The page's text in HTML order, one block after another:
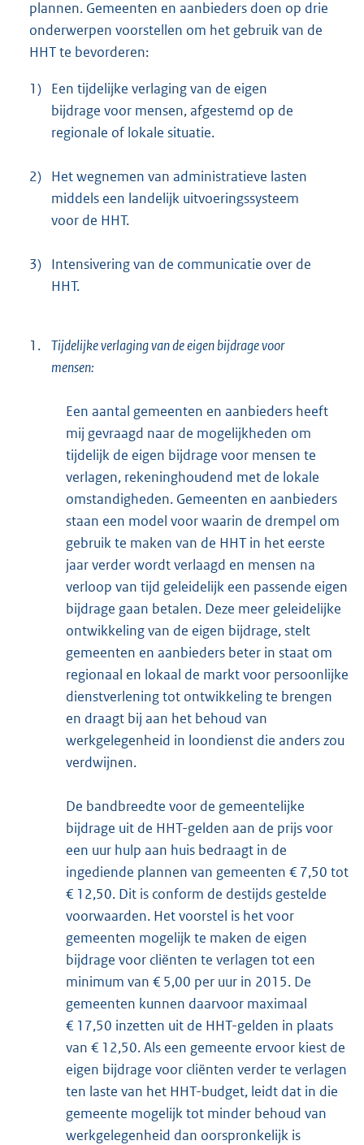
plannen. Gemeenten en aanbieders doen op drie
onderwerpen voorstellen om het gebruik van de
HHT te bevorderen:
1) Een tijdelijke verlaging van de eigen
bijdrage voor mensen, afgestemd op de
regionale of lokale situatie.
2) Het wegnemen van administratieve lasten
middels een landelijk uitvoeringssysteem
voor de HHT.
3) Intensivering van de communicatie over de
HHT.
1. Tijdelijke verlaging van de eigen bijdrage voor
mensen:
Een aantal gemeenten en aanbieders heeft
mij gevraagd naar de mogelijkheden om
tijdelijk de eigen bijdrage voor mensen te
verlagen, rekeninghoudend met de lokale
omstandigheden. Gemeenten en aanbieders
staan een model voor waarin de drempel om
gebruik te maken van de HHT in het eerste
jaar verder wordt verlaagd en mensen na
verloop van tijd geleidelijk een passende eigen
bijdrage gaan betalen. Deze meer geleidelijke
ontwikkeling van de eigen bijdrage, stelt
gemeenten en aanbieders beter in staat om
regionaal en lokaal de markt voor persoonlijke
dienstverlening tot ontwikkeling te brengen
en draagt bij aan het behoud van
werkgelegenheid in loondienst die anders zou
verdwijnen.
De bandbreedte voor de gemeentelijke
bijdrage uit de HHT-gelden aan de prijs voor
een uur hulp aan huis bedraagt in de
ingediende plannen van gemeenten € 7,50 tot
€ 12,50. Dit is conform de destijds gestelde
voorwaarden. Het voorstel is het voor
gemeenten mogelijk te maken de eigen
bijdrage voor cliënten te verlagen tot een
minimum van € 5,00 per uur in 2015. De
gemeenten kunnen daarvoor maximaal
€ 17,50 inzetten uit de HHT-gelden in plaats
van € 12,50. Als een gemeente ervoor kiest de
eigen bijdrage voor cliënten verder te verlagen
ten laste van het HHT-budget, leidt dat in die
gemeente mogelijk tot minder behoud van
werkgelegenheid dan oorspronkelijk is